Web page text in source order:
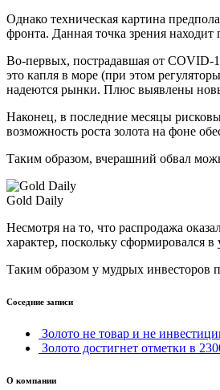
Однако техническая картина
фронта. Данная точка зрения
Во-первых, пострадавшая от COVID-
это капля в море (при этом
надеются рынки. Плюс выявлены
Наконец, в последние месяцы
возможность роста золота на фоне
Таким образом, вчерашний обвал
Gold Daily
Несмотря на то, что распродажа
характер, поскольку сформировался
Таким образом у мудрых инвесторов
Соседние записи
Золото не товар и не
Золото достигнет отметки в
О компании